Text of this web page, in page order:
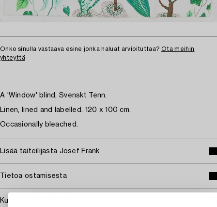
Onko sinulla vastaava esine jonka haluat arvioituttaa? Ota meihin
yhteyttä
A 'Window' blind, Svenskt Tenn.
Linen, lined and labelled. 120 x 100 cm.
Occasionally bleached.
Lisää taiteilijasta Josef Frank
Tietoa ostamisesta
Kuvan käyttöoikeudet